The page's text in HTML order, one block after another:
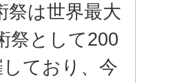
は世界最大
祭として200
ており、今